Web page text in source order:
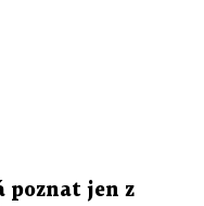
poznat jen z